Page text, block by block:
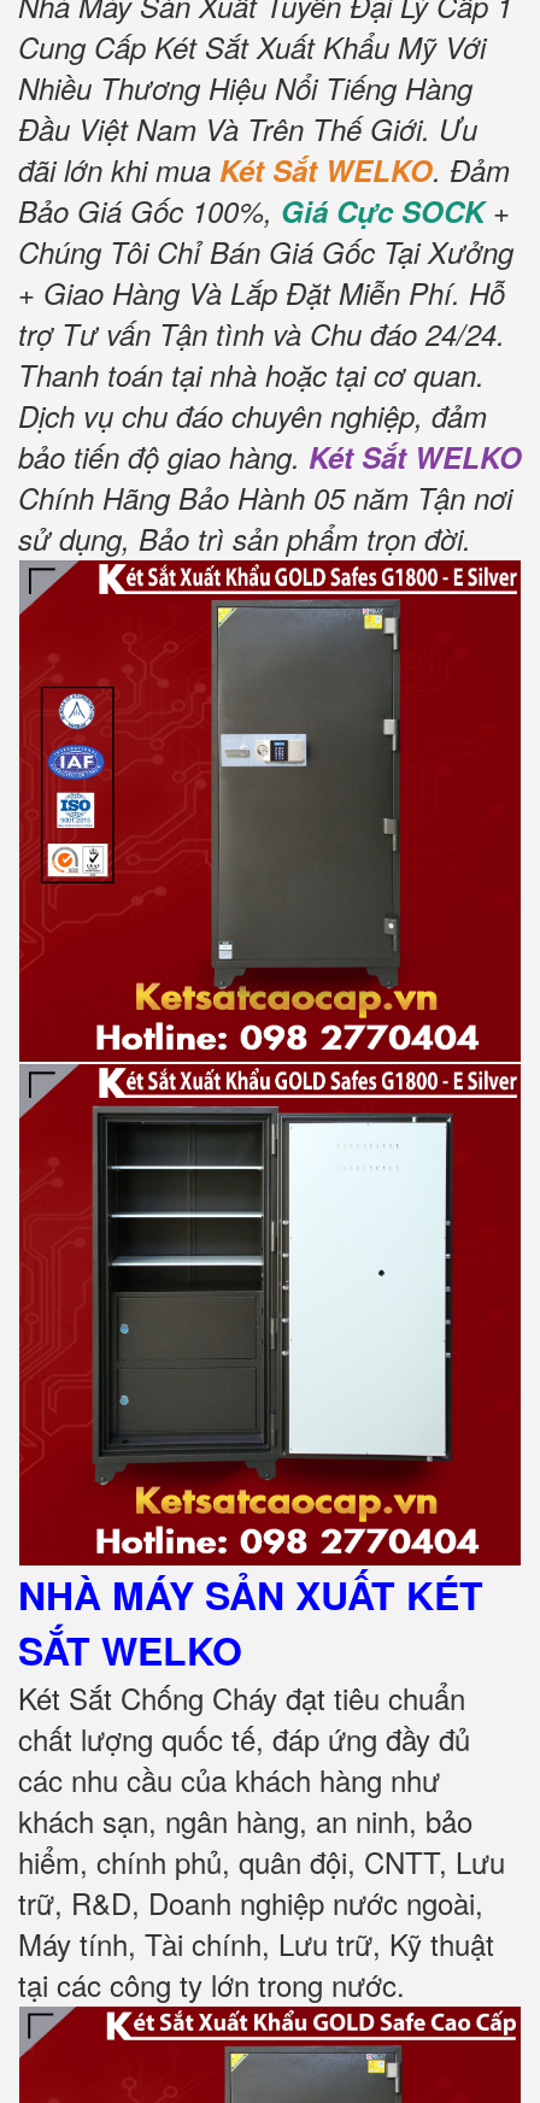
Cung Cấp Két Sắt Xuất Khẩu Mỹ Với
Nhiều Thương Hiệu Nổi Tiếng Hàng
Đầu Việt Nam Và Trên Thế Giới. Ưu
đãi lớn khi mua Két Sắt WELKO. Đảm
Bảo Giá Gốc 100%, Giá Cực SOCK+
Chúng Tôi Chỉ Bán Giá Gốc Tại Xưởng
+ Giao Hàng Và Lắp Đặt Miễn Phí. Hỗ
trợ Tư vấn Tận tình và Chu đáo 24/24.
Thanh toán tại nhà hoặc tại cơ quan.
Dịch vụ chu đáo chuyên nghiệp, đảm
bảo tiến độ giao hàng. Két Sắt WELKO
Chính Hãng Bảo Hành 05 năm Tận nơi
sử dụng, Bảo trì sản phẩm trọn đời.
NHÀ MÁY SẢN XUẤT KÉT
SẮTWELKO
Két Sắt Chống Cháy đạt tiêu chuẩn
chất lượng quốc tế, đáp ứng đầy đủ
các nhu cầu của khách hàng như
khách sạn, ngân hàng, an ninh, bảo
hiểm, chính phủ, quân đội, CNTT, Lưu
trữ, R&D, Doanh nghiệp nước ngoài,
Máy tính, Tài chính, Lưu trữ, Kỹ thuật
tại các công ty lớn trong nước.